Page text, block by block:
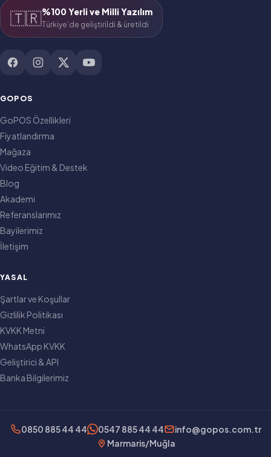
🇹🇷%100 Yerli ve Milli Yazılım
Türkiye’de geliştirildi & üretildi
GOPOS
GoPOS Özellikleri
Fiyatlandırma
Mağaza
Video Eğitim & Destek
Blog
Akademi
Referanslarımız
Bayilerimiz
İletişim
YASAL
Şartlar ve Koşullar
Gizlilik Politikası
KVKK Metni
WhatsApp KVKK
Geliştirici & API
Banka Bilgilerimiz
0850 885 44 44 0547 885 44 44
info@gopos.com.tr
Marmaris/Muğla